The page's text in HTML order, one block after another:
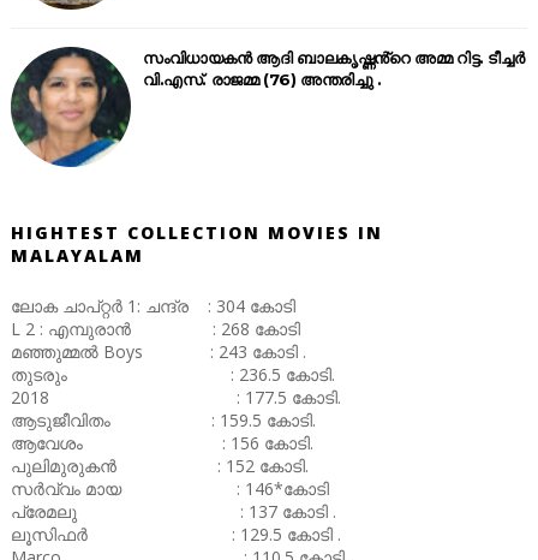
സംവിധായകൻ ആദി ബാലകൃഷ്ണൻ്റെ അമ്മ റിട്ട. ടീച്ചർ
വി.എസ്. രാജമ്മ (76) അന്തരിച്ചു .
HIGHTEST COLLECTION MOVIES IN
MALAYALAM
ലോക ചാപ്റ്റർ 1: ചന്ദ്ര : 304 കോടി
L 2 : എമ്പുരാൻ : 268 കോടി
മഞ്ഞുമ്മൽ Boys : 243 കോടി .
തുടരും : 236.5 കോടി.
2018 : 177.5 കോടി.
ആടുജീവിതം : 159.5 കോടി.
ആവേശം : 156 കോടി.
പുലിമുരുകൻ : 152 കോടി.
സർവ്വം മായ : 146*കോടി
പ്രേമലു : 137 കോടി .
ലൂസിഫർ : 129.5 കോടി .